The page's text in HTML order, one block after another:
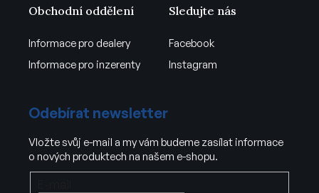
Obchodní oddělení
Informace pro dealery
Informace pro inzerenty
Sledujte nás
Facebook
Instagram
Odebírat newsletter
Vložte svůj e-mail a my vám budeme zasílat informace
o nových produktech na našem e-shopu.